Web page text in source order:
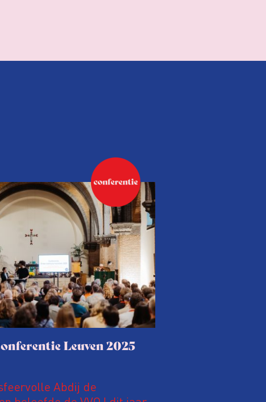
Leuven 2025
Abdij de